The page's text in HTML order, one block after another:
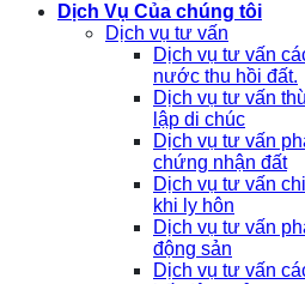
Dịch Vụ Của chúng tôi
Dịch vụ tư vấn
Dịch vụ tư vấn
nước thu hồi đất.
Dịch vụ tư vấn
lập di chúc
Dịch vụ tư vấn
chứng nhận đất
Dịch vụ tư vấn
khi ly hôn
Dịch vụ tư vấn
động sản
Dịch vụ tư vấn